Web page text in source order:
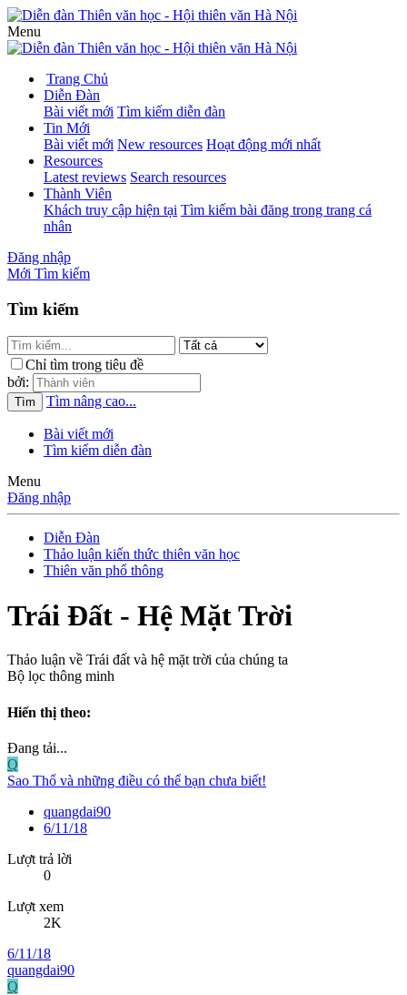
Menu
Trang Chủ
Diễn Đàn
Bài viết mới Tìm kiếm diễn đàn
Tin Mới
Bài viết mới New resources Hoạt động mới nhất
Resources
Latest reviews Search resources
Thành Viên
Khách truy cập hiện tại Tìm kiếm bài đăng trong trang cá
nhân
Đăng nhập
Mới Tìm kiếm
Tìm kiếm
Chỉ tìm trong tiêu đề
bởi:
Tìm Tìm nâng cao...
Bài viết mới
Tìm kiếm diễn đàn
Menu
Đăng nhập
Diễn Đàn
Thảo luận kiến thức thiên văn học
Thiên văn phổ thông
Trái Đất - Hệ Mặt Trời
Thảo luận về Trái đất và hệ mặt trời của chúng ta
Bộ lọc thông minh
Hiển thị theo:
Đang tải...
Q
Sao Thổ và những điều có thể bạn chưa biết!
quangdai90
6/11/18
Lượt trả lời
0
Lượt xem
2K
6/11/18
quangdai90
Q